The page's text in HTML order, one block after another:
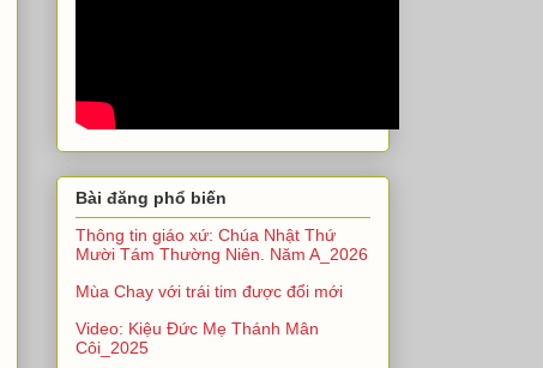
Bài đăng phổ biến
Thông tin giáo xứ: Chúa Nhật Thứ
Mười Tám Thường Niên. Năm A_2026
Mùa Chay với trái tim được đổi mới
Video: Kiệu Đức Mẹ Thánh Mân
Côi_2025